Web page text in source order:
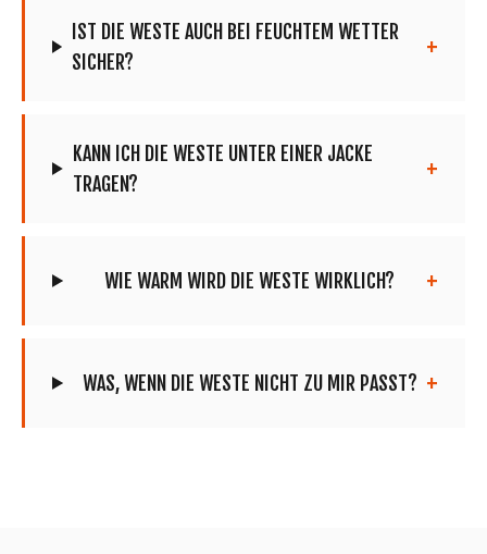
IST DIE WESTE AUCH BEI FEUCHTEM WETTER
SICHER?
KANN ICH DIE WESTE UNTER EINER JACKE
TRAGEN?
WIE WARM WIRD DIE WESTE WIRKLICH?
WAS, WENN DIE WESTE NICHT ZU MIR PASST?